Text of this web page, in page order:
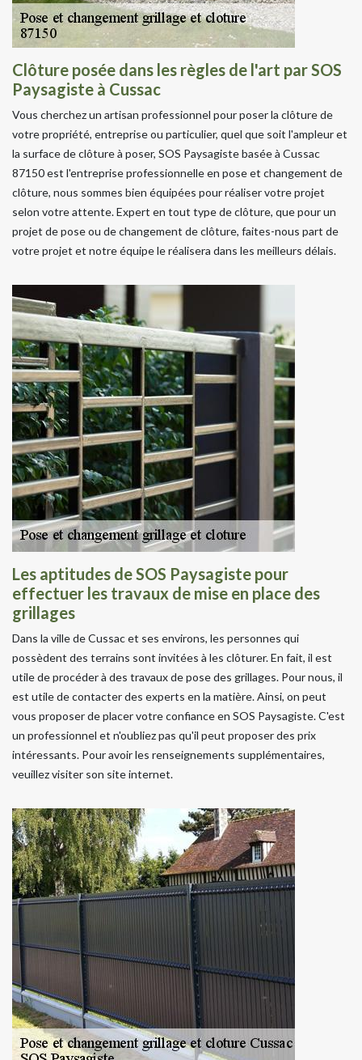
Clôture posée dans les règles de l'art par SOS
Paysagiste à Cussac
Vous cherchez un artisan professionnel pour poser la clôture de
votre propriété, entreprise ou particulier, quel que soit l'ampleur et
la surface de clôture à poser, SOS Paysagiste basée à Cussac
87150 est l'entreprise professionnelle en pose et changement de
clôture, nous sommes bien équipées pour réaliser votre projet
selon votre attente. Expert en tout type de clôture, que pour un
projet de pose ou de changement de clôture, faites-nous part de
votre projet et notre équipe le réalisera dans les meilleurs délais.
Les aptitudes de SOS Paysagiste pour
effectuer les travaux de mise en place des
grillages
Dans la ville de Cussac et ses environs, les personnes qui
possèdent des terrains sont invitées à les clôturer. En fait, il est
utile de procéder à des travaux de pose des grillages. Pour nous, il
est utile de contacter des experts en la matière. Ainsi, on peut
vous proposer de placer votre confiance en SOS Paysagiste. C'est
un professionnel et n'oubliez pas qu'il peut proposer des prix
intéressants. Pour avoir les renseignements supplémentaires,
veuillez visiter son site internet.